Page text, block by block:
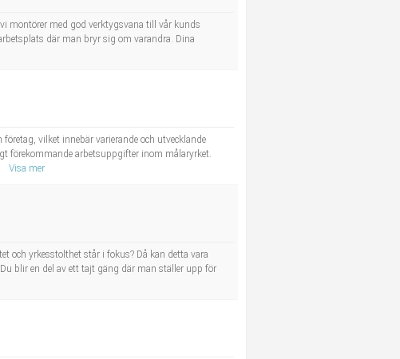
montörer med god verktygsvana till vår kunds
där man bryr sig om varandra. Dina
vilket innebär varierande och utvecklande
förekommande arbetsuppgifter inom målaryrket.
Visa mer
och yrkesstolthet står i fokus? Då kan detta vara
blir en del av ett tajt gäng där man ställer upp för